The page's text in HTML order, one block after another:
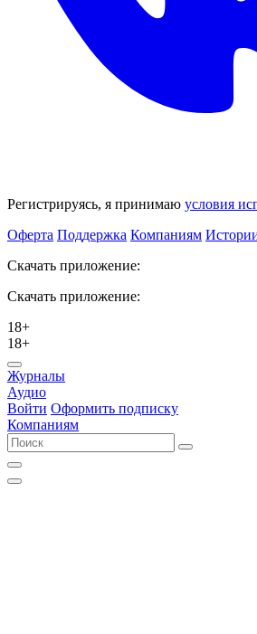
Регистрируясь, я принимаю условия
Оферта Поддержка Компаниям
Скачать приложение:
Скачать приложение:
18+
18+
Журналы
Аудио
Войти Оформить подписку
Компаниям